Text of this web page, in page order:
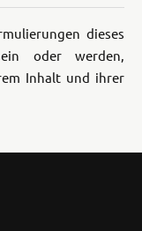
dieses
oder werden,
Inhalt und ihrer